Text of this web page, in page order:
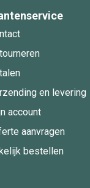
en levering
account
aanvragen
bestellen